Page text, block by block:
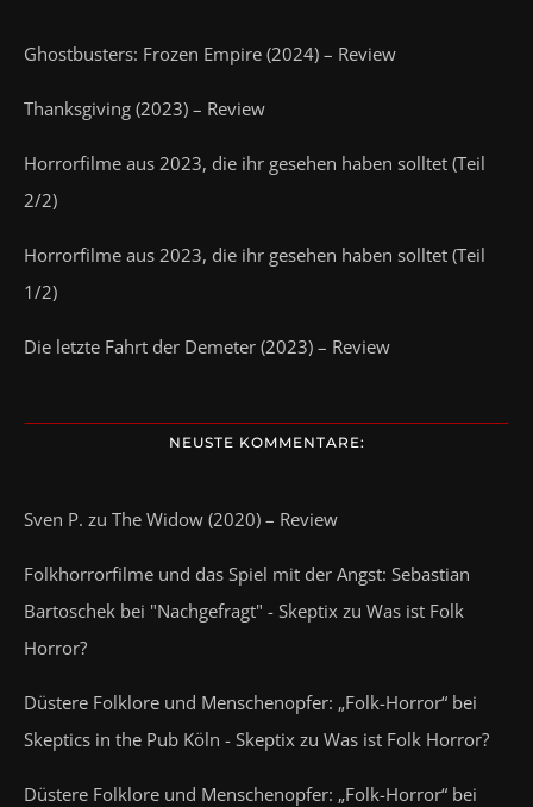
Ghostbusters: Frozen Empire (2024) – Review
Thanksgiving (2023) – Review
Horrorfilme aus 2023, die ihr gesehen haben solltet (Teil
2/2)
Horrorfilme aus 2023, die ihr gesehen haben solltet (Teil
1/2)
Die letzte Fahrt der Demeter (2023) – Review
NEUSTE KOMMENTARE:
Sven P. zu The Widow (2020) – Review
Folkhorrorfilme und das Spiel mit der Angst: Sebastian
Bartoschek bei "Nachgefragt" - Skeptix zu Was ist Folk
Horror?
Düstere Folklore und Menschenopfer: „Folk-Horror“ bei
Skeptics in the Pub Köln - Skeptix zu Was ist Folk Horror?
Düstere Folklore und Menschenopfer: „Folk-Horror“ bei